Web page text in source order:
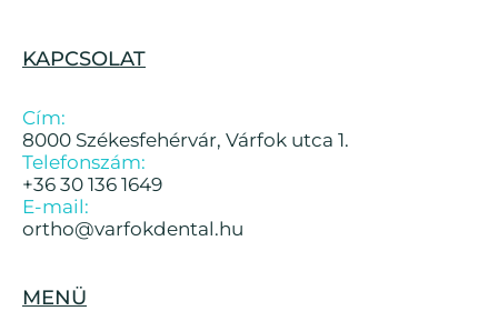
KAPCSOLAT
Cím:
8000 Székesfehérvár, Várfok utca 1.
Telefonszám:
+36 30 136 1649
E-mail:
ortho@varfokdental.hu
MENÜ